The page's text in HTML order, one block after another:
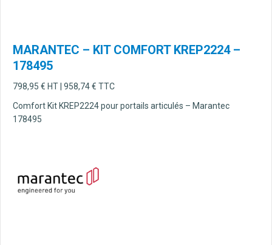
MARANTEC – KIT COMFORT KREP2224 –
178495
798,95 € HT | 958,74€ TTC
Comfort Kit KREP2224 pour portails articulés – Marantec
178495